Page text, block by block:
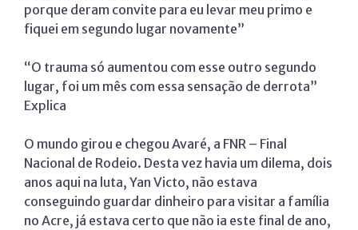
porque deram convite para eu levar meu primo e
fiquei em segundo lugar novamente”
“O trauma só aumentou com esse outro segundo
lugar, foi um mês com essa sensação de derrota”
Explica
O mundo girou e chegou Avaré, a FNR – Final
Nacional de Rodeio. Desta vez havia um dilema, dois
anos aqui na luta, Yan Victo, não estava
conseguindo guardar dinheiro para visitar a família
no Acre, já estava certo que não ia este final de ano,